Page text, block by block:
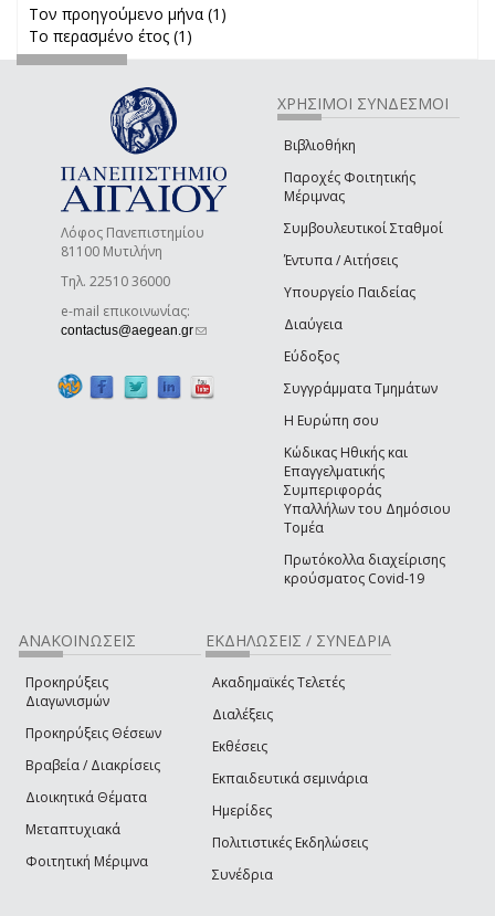
Τον προηγούμενο μήνα (1)
Το περασμένο έτος (1)
Λόφος Πανεπιστημίου
81100 Μυτιλήνη
Τηλ. 22510 36000
e-mail επικοινωνίας:
contactus@aegean.gr(link sends e-mail)
ΧΡΗΣΙΜΟΙ ΣΥΝΔΕΣΜΟΙ
Βιβλιοθήκη
Παροχές Φοιτητικής
Μέριμνας
Συμβουλευτικοί Σταθμοί
Έντυπα / Αιτήσεις
Υπουργείο Παιδείας
Διαύγεια
Εύδοξος
Συγγράμματα Τμημάτων
Η Ευρώπη σου
Κώδικας Ηθικής και
Επαγγελματικής
Συμπεριφοράς
Υπαλλήλων του Δημόσιου
Τομέα
Πρωτόκολλα διαχείρισης
κρούσματος Covid-19
ΑΝΑΚΟΙΝΩΣΕΙΣ
Προκηρύξεις
Διαγωνισμών
Προκηρύξεις Θέσεων
Βραβεία / Διακρίσεις
Διοικητικά Θέματα
Μεταπτυχιακά
Φοιτητική Μέριμνα
ΕΚΔΗΛΩΣΕΙΣ / ΣΥΝΕΔΡΙΑ
Ακαδημαϊκές Τελετές
Διαλέξεις
Εκθέσεις
Εκπαιδευτικά σεμινάρια
Ημερίδες
Πολιτιστικές Εκδηλώσεις
Συνέδρια